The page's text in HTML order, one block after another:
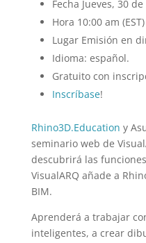
Fecha Jueves, 30
Hora 10:00 am
Lugar Emisión en
Idioma: español.
Gratuito con
Inscríbase!
Rhino3D.Education y
seminario web de
descubrirá las
VisualARQ añade a
BIM.
Aprenderá a trabajar
inteligentes, a crear